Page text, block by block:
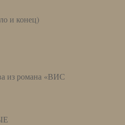
и конец)
из романа «ВИС